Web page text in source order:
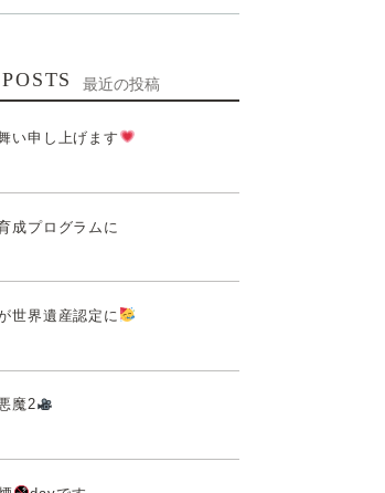
最近の投稿
い申し上げます
成プログラムに
世界遺産認定に
魔2